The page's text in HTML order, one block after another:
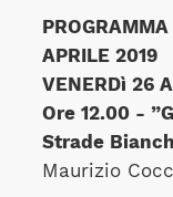
APRILE 2019
VENERDì 26
Ore 12.00 -
Strade
Maurizio